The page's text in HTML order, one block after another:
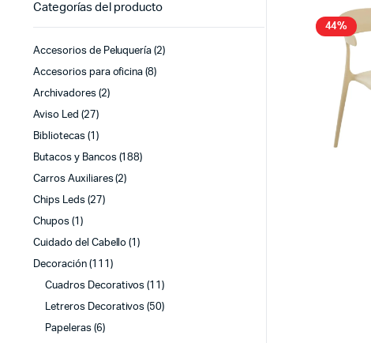
44%
Categorías del producto
Accesorios de Peluquería (2)
Accesorios para oficina (8)
Archivadores (2)
Aviso Led (27)
Bibliotecas (1)
Butacos y Bancos (188)
Carros Auxiliares (2)
Chips Leds (27)
Chupos (1)
Cuidado del Cabello (1)
Decoración (111)
Cuadros Decorativos (11)
Letreros Decorativos (50)
Papeleras (6)